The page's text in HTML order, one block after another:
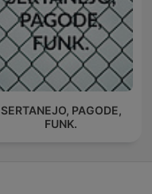
SERTANEJO, PAGODE,
FUNK.